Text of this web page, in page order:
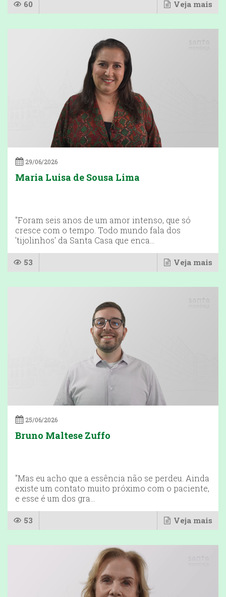
60 Veja mais
29/06/2026
Maria Luisa de Sousa Lima
"Foram seis anos de um amor intenso, que só
cresce com o tempo. Todo mundo fala dos
'tijolinhos' da Santa Casa que enca...
53 Veja mais
25/06/2026
Bruno Maltese Zuffo
"Mas eu acho que a essência não se perdeu. Ainda
existe um contato muito próximo com o paciente,
e esse é um dos gra...
53 Veja mais